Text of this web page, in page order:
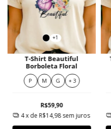
+1
T-Shirt Beautiful
Borboleta Floral
P M G + 3
R$59,90
4x de R$14,98 sem juros